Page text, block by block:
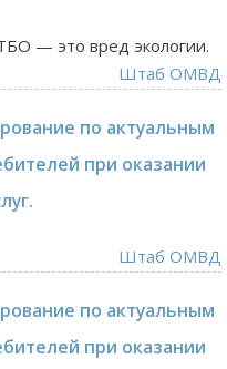
— это вред экологии.
Штаб ОМВД
по актуальным
при оказании
Штаб ОМВД
по актуальным
при оказании